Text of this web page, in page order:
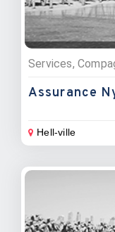
Services,
Assurance
Hell-ville